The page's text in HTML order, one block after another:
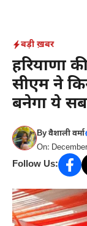
content
बड़ी ख़बर
हरियाणा
सीएम ने
बनेगा ये सब
Byवैशाली वर्मा
On:
Follow Us: